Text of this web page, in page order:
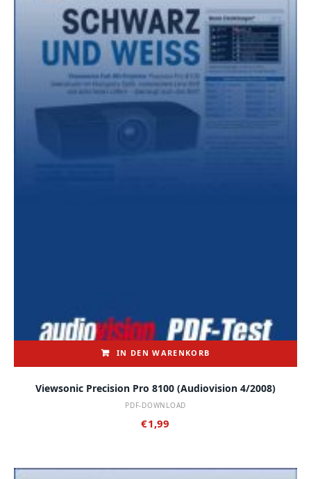
IN DEN WARENKORB
Viewsonic Precision Pro 8100 (audiovision 4/2008)
PDF-DOWNLOAD
€1,99